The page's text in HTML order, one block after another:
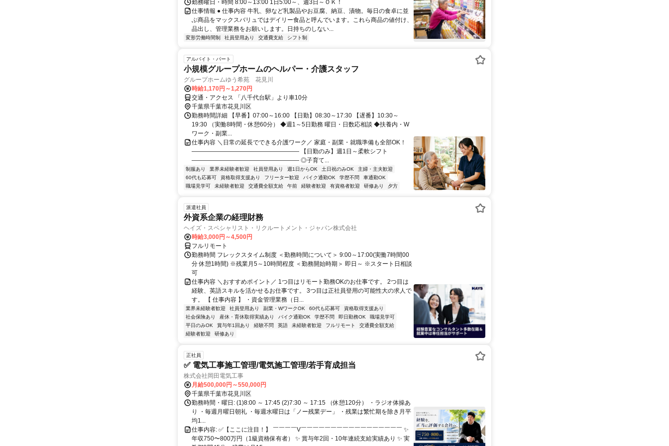
勤務曜日・時間 8:00～13:00 1日5:00～、週3日～ＯＫ！
仕事情報 ● 仕事内容 牛乳、卵など乳製品やお豆腐、納豆、漬物。毎日の食卓に並
ぶ商品をマックスバリュではデイリー食品と呼んでいます。これら商品の値付け、
品出し、管理業務をお願いします。日持ちのしない...
変形労働時間制 社員登用あり 交通費支給 シフト制
アルバイト・パート
小規模グループホームのヘルパー・介護スタッフ
グループホームゆう希苑 花見川
時給1,170円～1,270円
交通・アクセス 「八千代台駅」より車10分
千葉県千葉市花見川区
勤務時間詳細 【早番】07:00～16:00 【日勤】08:30～17:30 【遅番】10:30～
19:30 （実働8時間・休憩60分） ◆週1～5日勤務 曜日・日数応相談 ◆扶養内・W
ワーク・副業...
仕事内容 ＼日常の延長でできる介護ワーク／ 家庭・副業・就職準備も全部OK！
―――――――――――――――――― 【日勤のみ】週1日～柔軟シフト
―――――――――――――――――― ◎子育て...
制服あり 業界未経験者歓迎 社員登用あり 週1日からOK 土日祝のみOK
主婦・主夫歓迎
60代も応募可
資格取得支援あり フリーター歓迎 バイク通勤OK 学歴不問
車通勤OK
職場見学可
未経験者歓迎 交通費全額支給 午前 経験者歓迎 有資格者歓迎 研修あり 夕方
派遣社員
外資系企業の経理財務
ヘイズ・スペシャリスト・リクルートメント・ジャパン株式会社
時給3,000円～4,500円
フルリモート
勤務時間 フレックスタイム制度 ＜勤務時間について＞ 9:00～17:00(実働7時間00
分 休憩1時間) ※残業月5～10時間程度 ＜勤務開始時期＞ 即日～ ※スタート日相談
可
仕事内容 ＼おすすめポイント／ 1つ目はリモート勤務OKのお仕事です。 2つ目は
経験、英語スキルを活かせるお仕事です。 3つ目は正社員登用の可能性大の求人で
す。 【 仕事内容 】 ・資金管理業務（日...
業界未経験者歓迎 社員登用あり 副業・WワークOK 60代も応募可
資格取得支援あり
社会保険あり
産休・育休取得実績あり バイク通勤OK 学歴不問 即日勤務OK
職場見学可
平日のみOK
賞与年1回あり 経験不問 英語 未経験者歓迎 フルリモート
交通費全額支給
経験者歓迎
研修あり
正社員
✅ 電気工事施工管理/電気施工管理/若手育成担当
株式会社岡田電気工事
月給500,000円～550,000円
千葉県千葉市花見川区
勤務時間・曜日: (1)8:00 ～ 17:45 (2)7:30 ～ 17:15 （休憩120分） ・ラジオ体操あ
り ・毎週月曜日朝礼 ・毎週水曜日は「ノー残業デー」 ・残業は繁忙期を除き月平
均1...
仕事内容: ✅【ここに注目！】 ￣￣￣￣V￣￣￣￣￣￣￣￣￣￣￣￣￣￣￣￣￣ ✨
年収750〜800万円（1級資格保有者） ✨ 賞与年2回・10年連続支給実績あり ✨ 実